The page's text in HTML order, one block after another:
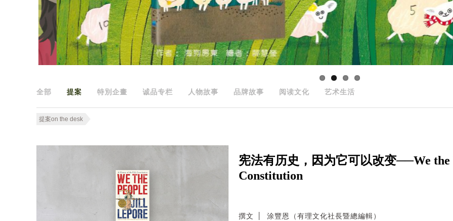
全部 提案 特別企畫 诚品专栏 人物故事 品牌故事 阅读文化 艺术生活
提案on the desk
宪法有历史，因为它可以改变──We the
Constitution
撰文 涂豐恩（有理文化社長暨總編輯）